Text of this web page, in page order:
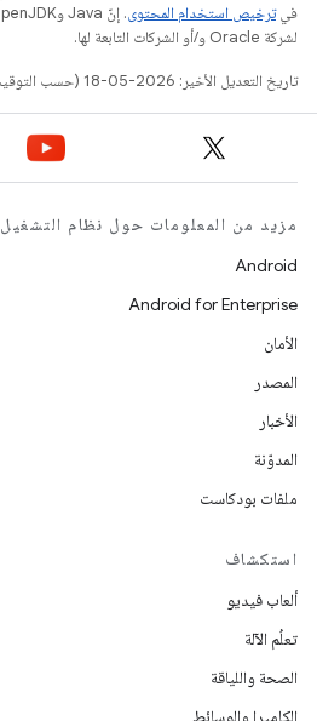
فيترخيص استخدام المحتوى
لشركة Oracle و/أو الشركات التابعة لها.
تاريخ التعديل الأخير: 2026-05-18 (حسب التوقيت العالمي المتفَّق عليه)
مزيد من المعلومات حول نظام التشغيل ANDROID
Android
Android for Enterprise
الأمان
المصدر
الأخبار
المدوّنة
ملفات بودكاست
استكشاف
ألعاب فيديو
تعلُم الآلة
الصحة واللياقة
الكاميرا والوسائط